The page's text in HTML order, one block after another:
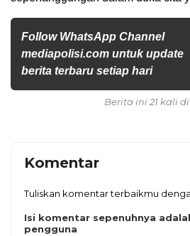
Follow WhatsApp Channel
mediapolisi.com untuk update
berita terbaru setiap hari
Berita ini 21 kali
Komentar
Tuliskan komentar terbaikmu
Isi komentar sepenuhnya
pengguna